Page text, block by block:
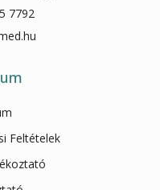
7792
Feltételek